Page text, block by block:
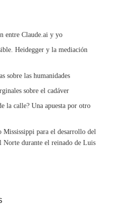
entre Claude.ai y yo
Heidegger y la mediación
sobre las humanidades
sobre el cadáver
la calle? Una apuesta por otro
para el desarrollo del
durante el reinado de Luis